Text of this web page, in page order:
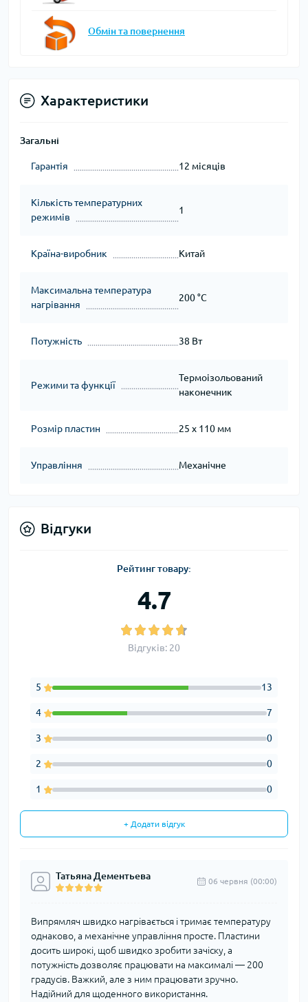
Обмін та повернення
Характеристики
Загальні
Гарантія 12 місяців
Кількість температурних
режимів
1
Країна-виробник Китай
Максимальна температура
нагрівання
200 °C
Потужність 38 Вт
Режими та функції
Термоізольований
наконечник
Розмір пластин 25 х 110 мм
Управління Механічне
Відгуки
Рейтинг товару:
4.7
Відгуків: 20
5 13
4 7
3 0
2 0
1 0
+ Додати відгук
Татьяна Дементьева 06 червня (00:00)
Випрямляч швидко нагрівається і тримає температуру
однаково, а механічне управління просте. Пластини
досить широкі, щоб швидко зробити зачіску, а
потужність дозволяє працювати на максималі — 200
градусів. Важкий, але з ним працювати зручно.
Надійний для щоденного використання.